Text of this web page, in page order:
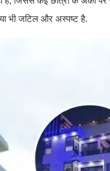
भी जटिल और अस्पष्ट है.